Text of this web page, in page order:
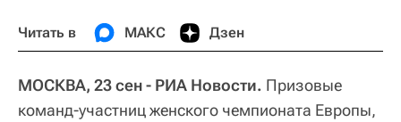
Читать в МАКС Дзен
МОСКВА, 23 сен - РИА Новости. Призовые
команд-участниц женского чемпионата Европы,